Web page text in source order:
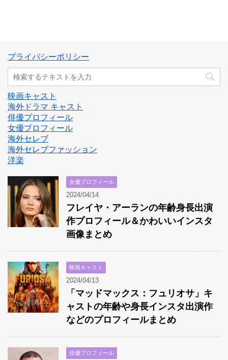
プライバシーポリシー
映画キャスト
海外ドラマ キャスト
俳優プロフィール
女優プロフィール
海外セレブ
海外セレブファッション
洋楽
女優プロフィール
2024/04/14
フレイヤ・アーランの年齢身長出演
作プロフィール＆かわいいインスタ
画像まとめ
映画キャスト
2024/04/13
「マッドマックス：フュリオサ」キ
ャストの年齢や身長インスタ出演作
などのプロフィールまとめ
俳優プロフィール